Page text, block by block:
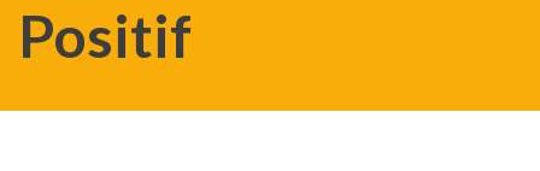
Positif